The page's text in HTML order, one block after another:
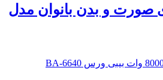
صورت و بدن بانوان مدل